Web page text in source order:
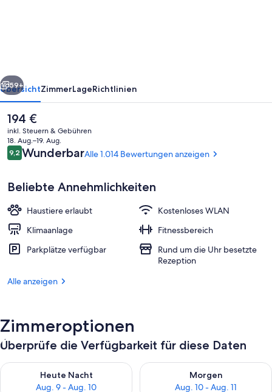
Quarter,
Outset
by
Hilton
Hochwertige Bettwaren, Pillowtop-
Weiter
59+
ÜbersichtZimmerLageRichtlinien
Der
aktuelle
Preis
beträgt
194 €.
194 €
inkl. Steuern & Gebühren
18. Aug.–19. Aug.
Bewertungen
9,29,2 von 10.
WunderbarAlle 1.014 Bewertungen anzeigen
Beliebte Annehmlichkeiten
Haustiere erlaubt
Kostenloses WLAN
Klimaanlage
Fitnessbereich
Parkplätze verfügbar
Rund um die Uhr besetzte
Rezeption
Alle anzeigen
Zimmeroptionen
Überprüfe die Verfügbarkeit für diese Daten
Heute Nacht
Aug. 9 - Aug. 10
Überprüfe die Verfügbarkeit für heute Nacht, Aug. 9 - Aug.
Morgen
Aug. 10 - Aug. 11
Überprüfe die Verfügbarkeit